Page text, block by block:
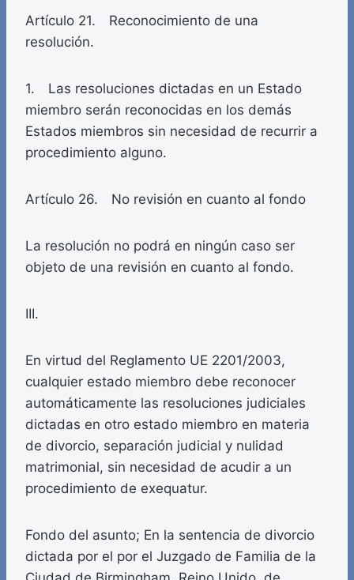
Artículo 21. Reconocimiento de una
resolución.
1. Las resoluciones dictadas en un Estado
miembro serán reconocidas en los demás
Estados miembros sin necesidad de recurrir a
procedimiento alguno.
Artículo 26. No revisión en cuanto al fondo
La resolución no podrá en ningún caso ser
objeto de una revisión en cuanto al fondo.
III.
En virtud del Reglamento UE 2201/2003,
cualquier estado miembro debe reconocer
automáticamente las resoluciones judiciales
dictadas en otro estado miembro en materia
de divorcio, separación judicial y nulidad
matrimonial, sin necesidad de acudir a un
procedimiento de exequatur.
Fondo del asunto; En la sentencia de divorcio
dictada por el por el Juzgado de Familia de la